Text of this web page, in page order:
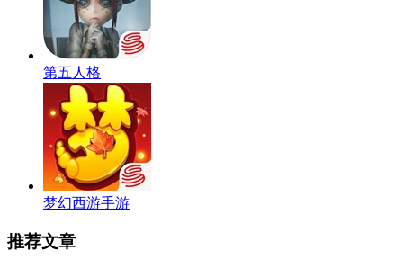
第五人格
梦幻西游手游
推荐文章